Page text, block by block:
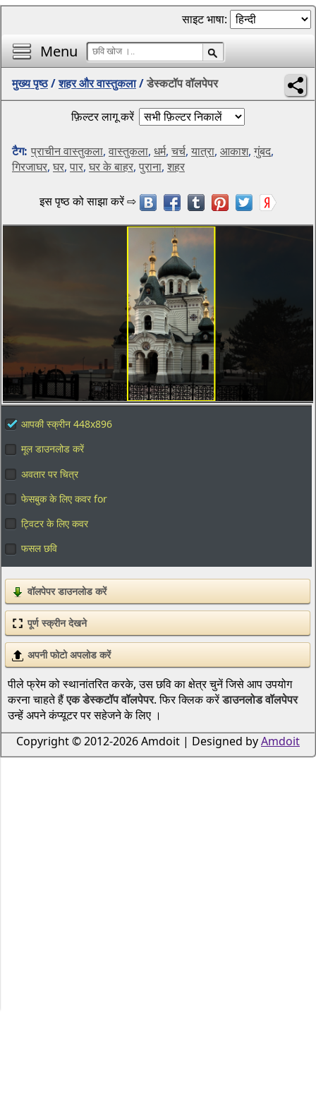
Menu
साइट भाषा:
मुख्य पृष्ठ/शहर और वास्तुकला/डेस्कटॉप वॉलपेपर
फ़िल्टर लागू करें
टैग: प्राचीन वास्तुकला, वास्तुकला, धर्म, चर्च, यात्रा, आकाश, गुंबद,
गिरजाघर, घर, पार, घर के बाहर, पुराना, शहर
आपकी स्क्रीन 448x896
मूल डाउनलोड करें
अवतार पर चित्र
फेसबुक के लिए कवर for
ट्विटर के लिए कवर
फसल छवि
वॉलपेपर डाउनलोड करें
पूर्ण स्क्रीन देखने
अपनी फोटो अपलोड करें
पीले फ्रेम को स्थानांतरित करके, उस छवि का क्षेत्र चुनें जिसे आप उपयोग
करना चाहते हैंएक डेस्कटॉप वॉलपेपर. फिर क्लिक करेंडाउनलोड वॉलपेपर
उन्हें अपने कंप्यूटर पर सहेजने के लिए ।
Copyright © 2012-2026 Amdoit | Designed byAmdoit